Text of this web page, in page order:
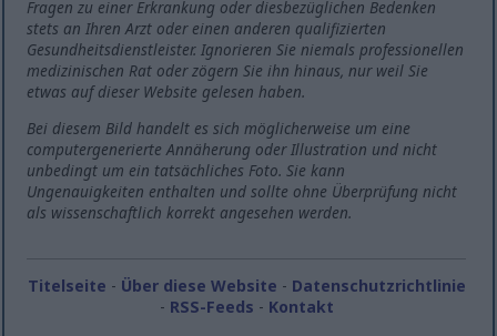
Fragen zu einer Erkrankung oder diesbezüglichen Bedenken
stets an Ihren Arzt oder einen anderen qualifizierten
Gesundheitsdienstleister. Ignorieren Sie niemals professionellen
medizinischen Rat oder zögern Sie ihn hinaus, nur weil Sie
etwas auf dieser Website gelesen haben.
Bei diesem Bild handelt es sich möglicherweise um eine
computergenerierte Annäherung oder Illustration und nicht
unbedingt um ein tatsächliches Foto. Sie kann
Ungenauigkeiten enthalten und sollte ohne Überprüfung nicht
als wissenschaftlich korrekt angesehen werden.
Titelseite - Über diese Website - Datenschutzrichtlinie
- RSS-Feeds - Kontakt